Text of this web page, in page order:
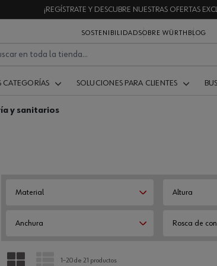
¡REGÍSTRATE Y DESCUBRE NUESTRAS OFERTAS
SOSTENIBILIDADSOBRE WÜRTH BLOG
CATEGORÍAS SOLUCIONES PARA CLIENTES
y sanitarios
Material Altura
Anchura Rosca de
PARRILLA LISTA
1–20 de 21 productos